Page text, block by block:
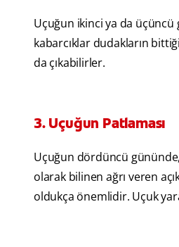
Uçuğun ikinci ya da üçüncü
kabarcıklar dudakların
da çıkabilirler.
3. Uçuğun Patlaması
Uçuğun dördüncü
olarak bilinen ağrı veren
oldukça önemlidir. Uçuk